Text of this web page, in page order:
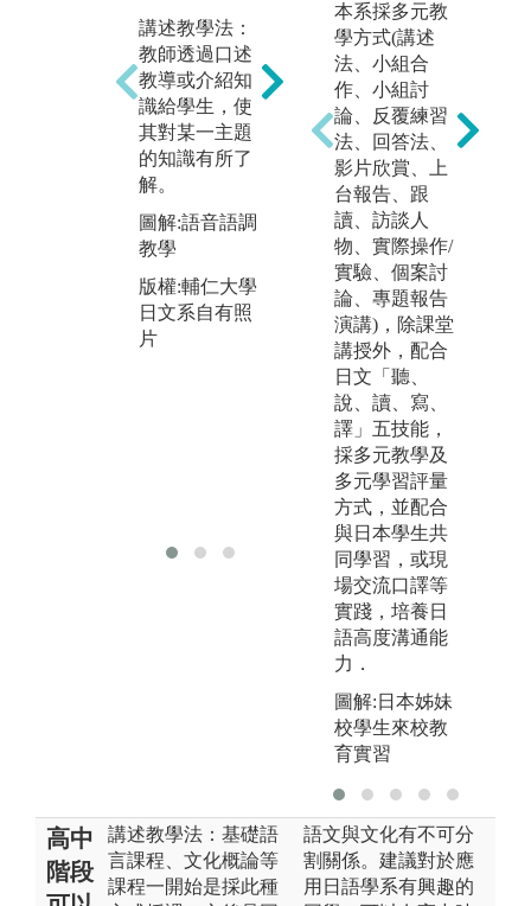
講述教學法：
教師透過口述
教導或介紹知
識給學生，使
其對某一主題
的知識有所了
解。
圖解:語音語調
教學
版權:輔仁大學
日文系自有照
片
角色扮演情境
教學法：模擬
生活中真實的
工作與生活情
境，由二個或
二個以上學生
扮演其中的各
種角色實際學
習。日語會話
課、戲劇課常
用此教學法。
圖解:戲劇演出
版權:輔仁大學
日文系自有照
片
本系採多元教
學方式(講述
法、小組合
作、小組討
論、反覆練習
法、回答法、
影片欣賞、上
台報告、跟
讀、訪談人
物、實際操作/
實驗、個案討
論、專題報告
演講)，除課堂
講授外，配合
日文「聽、
說、讀、寫、
譯」五技能，
採多元教學及
多元學習評量
方式，並配合
與日本學生共
同學習，或現
場交流口譯等
實踐，培養日
語高度溝通能
力．
圖解:日本姊妹
校學生來校教
育實習
高中
階段
講述教學法：基礎語
言課程、文化概論等
課程一開始是採此種
語文與文化有不可分
割關係。建議對於應
用日語學系有興趣的